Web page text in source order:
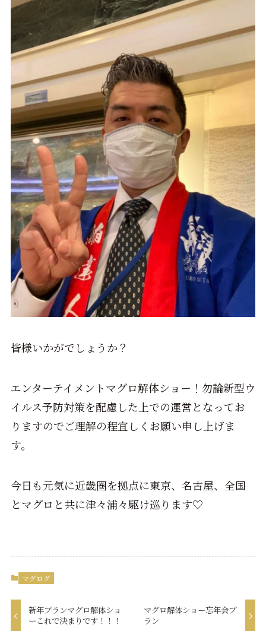
皆様いかがでしょうか？
エンターテイメントマグロ解体ショー！勿論新型ウ
イルス予防対策を配慮した上での運営となってお
りますのでご理解の程宜しくお願い申し上げま
す。
今日も元気に近畿圏を拠点に東京、名古屋、全国
とマグロと共に津々浦々駆け巡ります♡
マグログ
新年プランマグロ解体ショ
ーこれで決まりです！！！
マグロ解体ショー忘年会プ
ラン